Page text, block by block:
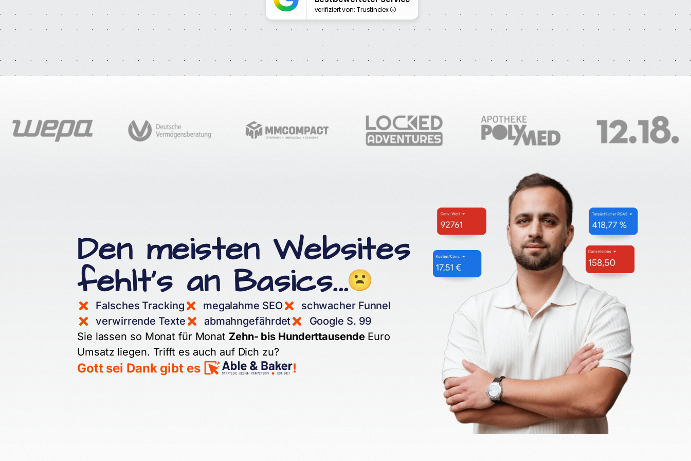
Den meisten Websites
fehlt's an Basics...
Falsches Tracking megalahme SEO
schwacher Funnel
verwirrende Texte
abmahngefährdet
Google S. 99
Sie lassen so Monat für MonatZehn- bis HunderttausendeEuro
Umsatz liegen. Trifft es auch auf Dich zu?
Gott sei Dank gibt es